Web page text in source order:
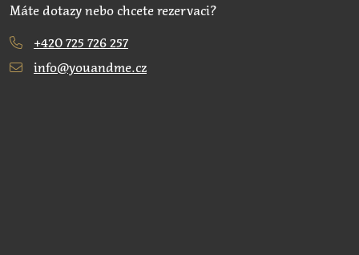
Máte dotazy nebo chcete rezervaci?
+420 725 726 257
info@youandme.cz